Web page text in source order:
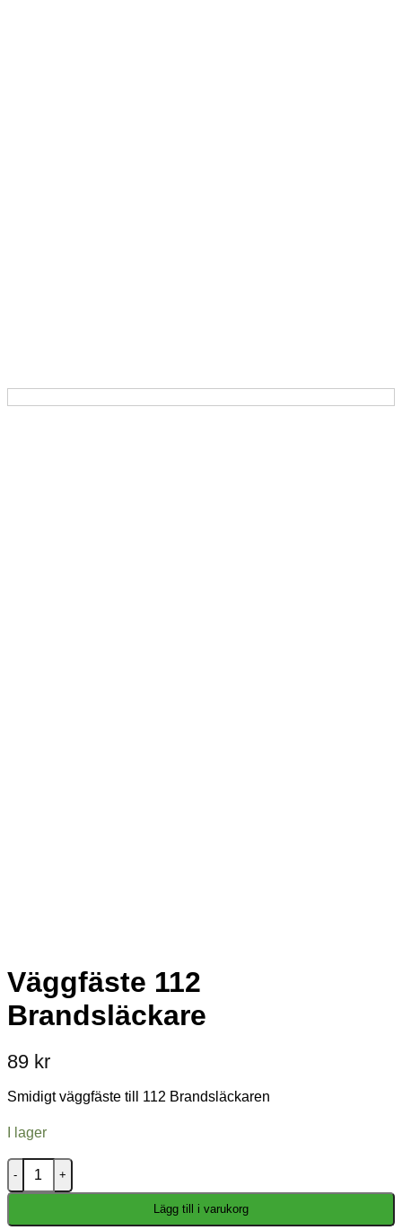
Väggfäste 112
Brandsläckare
89 kr
Smidigt väggfäste till 112 Brandsläckaren
I lager
Väggfäste 112 Brandsläckare mängd
Lägg till i varukorg